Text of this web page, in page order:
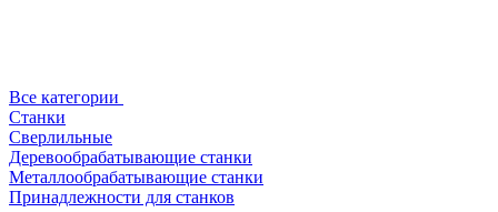
Все категории
Станки
Сверлильные
Деревообрабатывающие станки
Металлообрабатывающие станки
Принадлежности для станков